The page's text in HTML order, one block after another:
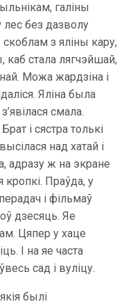
галіны
лес без дазволу
з яліны кару,
каб стала лягчэйшай,
Можа жардзіна і
Яліна была
смала.
і сястра толькі
над хатай і
адразу ж на экране
кропкі. Праўда, у
і фільмаў
дзесяць. Яе
Цяпер у хаце
І на яе часта
сад і вуліцу.
былі